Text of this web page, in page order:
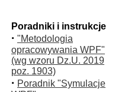
Poradniki i instrukcje
· "Metodologia
opracowywania WPF"
(wg wzoru Dz.U. 2019
poz. 1903)
· Poradnik "Symulacje